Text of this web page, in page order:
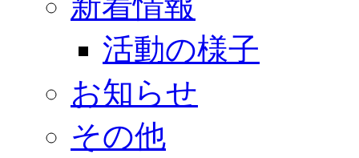
活動の様子
お知らせ
その他